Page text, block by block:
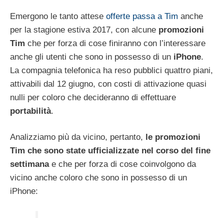
Emergono le tanto attese offerte passa a Tim anche
per la stagione estiva 2017, con alcune promozioni
Tim che per forza di cose finiranno con l’interessare
anche gli utenti che sono in possesso di un iPhone.
La compagnia telefonica ha reso pubblici quattro piani,
attivabili dal 12 giugno, con costi di attivazione quasi
nulli per coloro che decideranno di effettuare
portabilità.
Analizziamo più da vicino, pertanto, le promozioni
Tim che sono state ufficializzate nel corso del fine
settimanae che per forza di cose coinvolgono da
vicino anche coloro che sono in possesso di un
iPhone: